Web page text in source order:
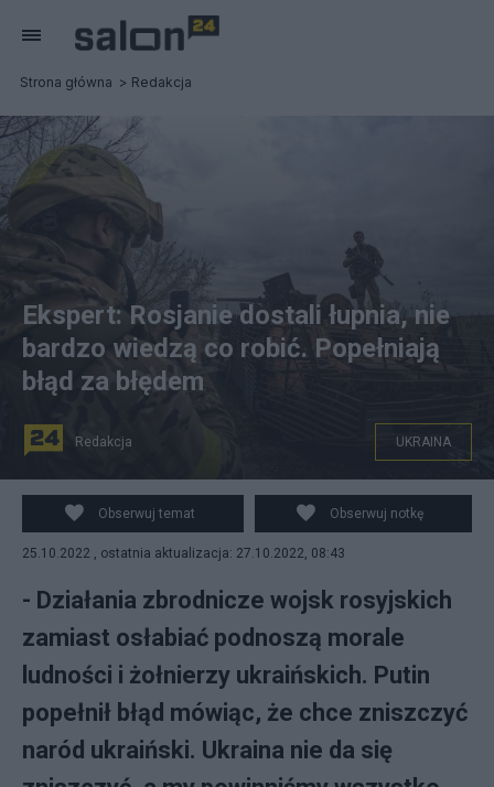
Strona główna Redakcja
Ukraiński żołnierz pozuje do zdjęć na zniszczonym
transporterze opancerzonym w rejonie Charkowa. Fot.
PAP/EPA/SERGIY KOZLOV
Ekspert: Rosjanie dostali łupnia, nie
bardzo wiedzą co robić. Popełniają
błąd za błędem
Redakcja UKRAINA
Obserwuj temat Obserwuj notkę
25.10.2022 , ostatnia aktualizacja: 27.10.2022, 08:43
- Działania zbrodnicze wojsk rosyjskich
zamiast osłabiać podnoszą morale
ludności i żołnierzy ukraińskich. Putin
popełnił błąd mówiąc, że chce zniszczyć
naród ukraiński. Ukraina nie da się